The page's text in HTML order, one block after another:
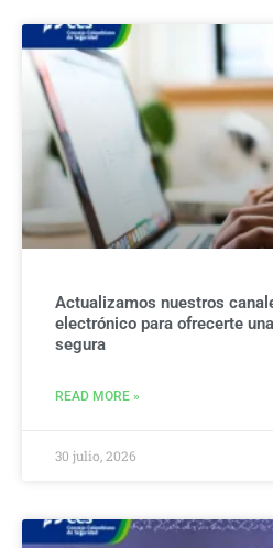
Actualizamos nuestros
electrónico para ofrecerte
segura
READ MORE »
30 julio, 2026